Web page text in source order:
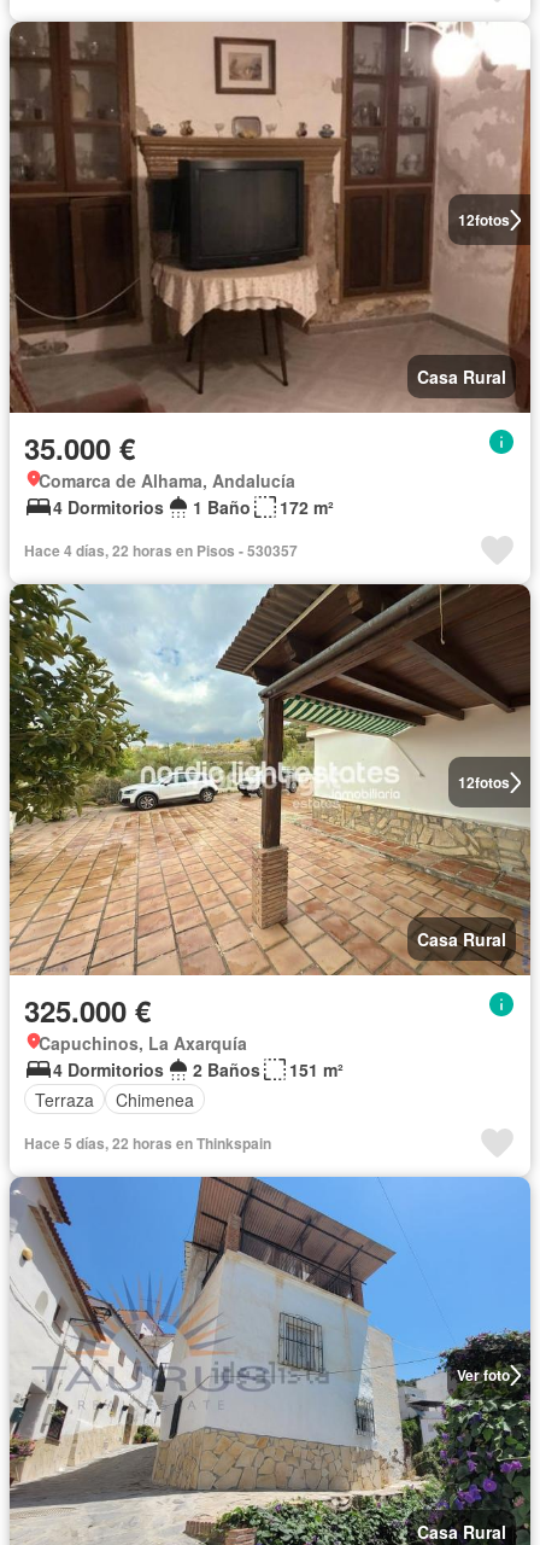
12fotos
Casa Rural
35.000 €
Comarca de Alhama, Andalucía
4 Dormitorios
1 Baño 172 m²
Hace 4 días, 22 horas en Pisos - 530357
12fotos
Casa Rural
325.000 €
Capuchinos, La Axarquía
4 Dormitorios
2 Baños
151 m²
Terraza
Chimenea
Hace 5 días, 22 horas en Thinkspain
Ver foto
Casa Rural